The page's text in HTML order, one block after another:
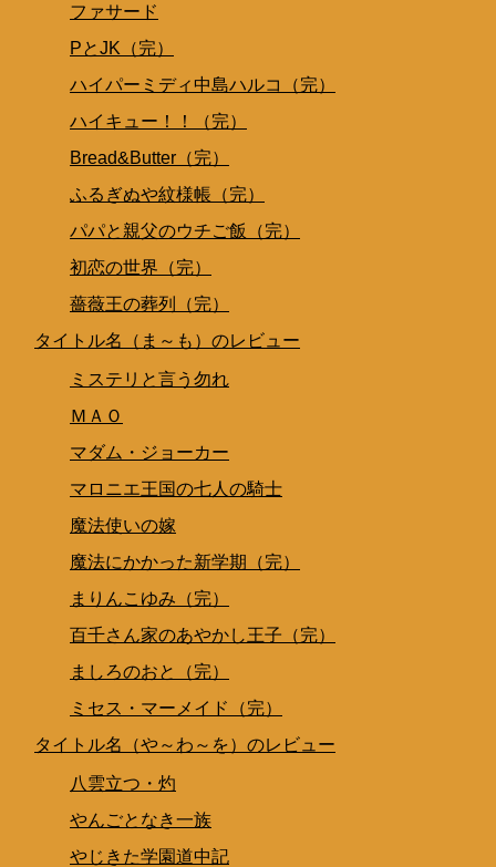
ファサード
PとJK（完）
ハイパーミディ中島ハルコ（完）
ハイキュー！！（完）
Bread&Butter（完）
ふるぎぬや紋様帳（完）
パパと親父のウチご飯（完）
初恋の世界（完）
薔薇王の葬列（完）
タイトル名（ま～も）のレビュー
ミステリと言う勿れ
ＭＡＯ
マダム・ジョーカー
マロニエ王国の七人の騎士
魔法使いの嫁
魔法にかかった新学期（完）
まりんこゆみ（完）
百千さん家のあやかし王子（完）
ましろのおと（完）
ミセス・マーメイド（完）
タイトル名（や～わ～を）のレビュー
八雲立つ・灼
やんごとなき一族
やじきた学園道中記